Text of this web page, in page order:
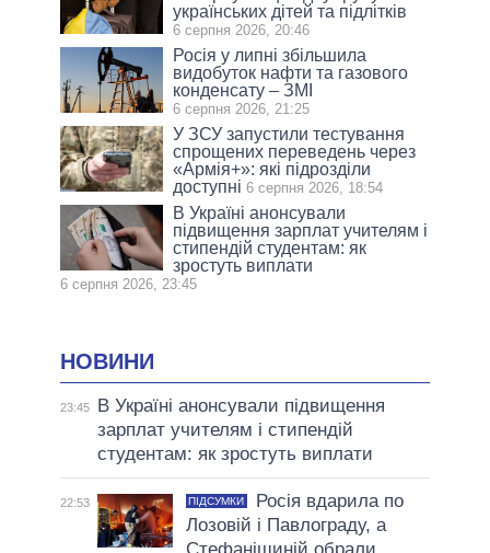
українських дітей та підлітків
6 серпня 2026, 20:46
Росія у липні збільшила
видобуток нафти та газового
конденсату – ЗМІ
6 серпня 2026, 21:25
У ЗСУ запустили тестування
спрощених переведень через
«Армія+»: які підрозділи
доступні 6 серпня 2026, 18:54
В Україні анонсували
підвищення зарплат учителям і
стипендій студентам: як
зростуть виплати
6 серпня 2026, 23:45
НОВИНИ
23:45
В Україні анонсували підвищення
зарплат учителям і стипендій
студентам: як зростуть виплати
22:53 ПІДСУМКИ
Росія вдарила по
Лозовій і Павлограду, а